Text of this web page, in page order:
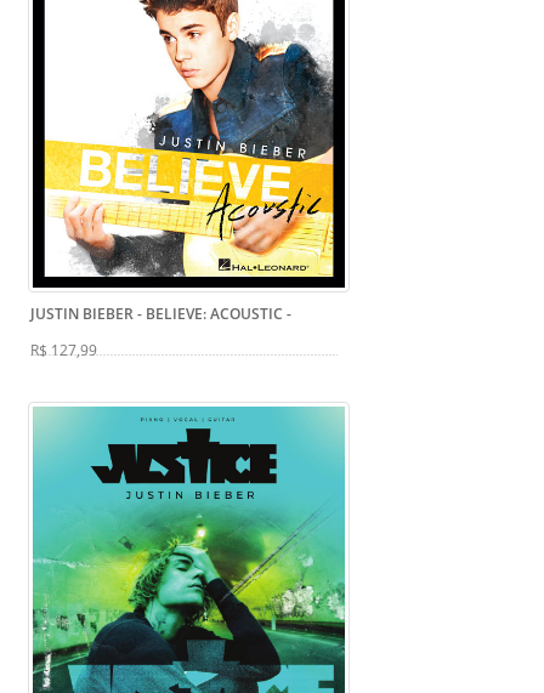
JUSTIN BIEBER - BELIEVE: ACOUSTIC -
R$ 127,99